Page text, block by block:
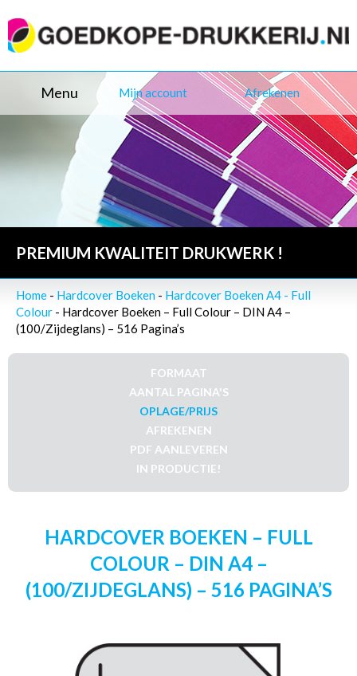
Menu Mijn account Afrekenen
PREMIUM KWALITEIT DRUKWERK !
Home - Hardcover Boeken - Hardcover Boeken A4 - Full
Colour - Hardcover Boeken – Full Colour – DIN A4 –
(100/Zijdeglans) – 516 Pagina’s
FORMAAT
AANTAL PAGINA'S
OPLAGE/PRIJS
AFREKENEN
PDF AANLEVEREN
IN PRODUCTIE!
HARDCOVER BOEKEN – FULL
COLOUR – DIN A4 –
(100/ZIJDEGLANS) – 516 PAGINA’S